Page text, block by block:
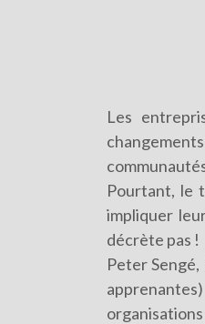
Les
Pourtant, le
impliquer
décrète pas !
Peter
apprenantes)